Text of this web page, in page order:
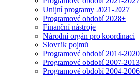
Unijní programy 2021-2027
Programové období 2028+
Finanční nástroje
Národní orgán pro koordinaci
Slovník pojmů
Programové období 2014-2020
Programové období 2007-2013
Programové období 2004-2006